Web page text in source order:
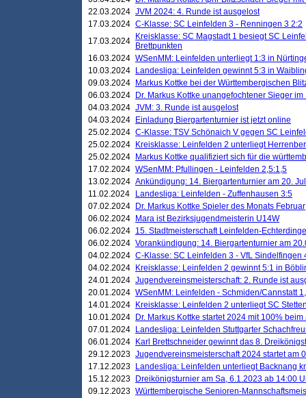
22.03.2024 JVM 2024: 4. Runde ist ausgelost
17.03.2024 C-Klasse: SC Leinfelden 3 - Renningen 3 2:2
17.03.2024
Kreisklasse: SC Magstadt 1 besiegt SC
Brettpunkten
16.03.2024 WSenMM: Leinfelden unterliegt 1:3 in
10.03.2024
Landesliga: Leinfelden gewinnt 5:3 in
09.03.2024
Markus Kottke bei der Württembergischen
06.03.2024
Dr. Markus Kottke unangefochtener Sieger
04.03.2024 JVM: 3. Runde ist ausgelost
04.03.2024
Einladung Biergartenturnier ist jetzt online
25.02.2024 C-Klasse: TSV Schönaich V gegen SC
25.02.2024
Kreisklasse: Leinfelden 2 unterliegt
25.02.2024
Markus Kottke qualifiziert sich für die
17.02.2024 WSenMM: Pfullingen - Leinfelden 2,5:1,5
13.02.2024 Ankündigung: 14. Biergartenturnier am 20.
11.02.2024
Landesliga: Leinfelden - Zuffenhausen 3:5
07.02.2024
Dr. Markus Kottke Spieler des Monats Februar
06.02.2024
Mara ist Bezirksjugendmeisterin U14W
06.02.2024 15. Stadtmeisterschaft Leinfelden-
06.02.2024 Vorankündigung: 14. Biergartenturnier am
04.02.2024 C-Klasse: SC Leinfelden 3 - VfL Sindelfingen
04.02.2024
Kreisklasse: Leinfelden 2 gewinnt 5:1 in
24.01.2024 Jugendvereinsmeisterschaft: 2. Runde ist
20.01.2024 WSenMM: Leinfelden - Schmiden/Cannstatt
14.01.2024
Kreisklasse: Leinfelden 2 unterliegt SC
10.01.2024
Dr. Markus Kottke startet 2024 mit 100%
07.01.2024
Landesliga: Leinfelden Stuttgarter
06.01.2024
Karl Brettschneider gewinnt das 8.
29.12.2023 Jugendvereinsmeisterschaft 2024 startet am
17.12.2023
Landesliga: Leinfelden unterliegt Backnang
15.12.2023
Dreikönigsturnier am Sa, 6.1.2023 ab 14:00
09.12.2023 Württembergische Senioren-